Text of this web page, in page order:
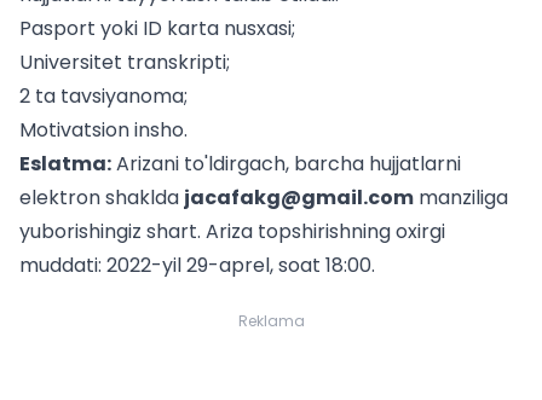
Pasport yoki ID karta nusxasi;
Universitet transkripti;
2 ta tavsiyanoma;
Motivatsion insho.
Eslatma:Arizani to'ldirgach, barcha hujjatlarni
elektron shaklda jacafakg@gmail.com manziliga
yuborishingiz shart. Ariza topshirishning oxirgi
muddati: 2022-yil 29-aprel, soat 18:00.
Reklama